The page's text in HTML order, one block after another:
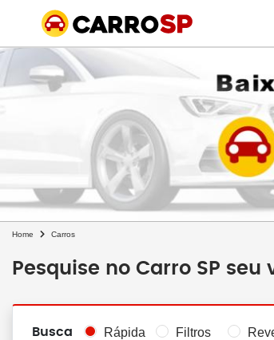
Home Carros
Pesquise no Carro SP
Busca Rápida Filtros